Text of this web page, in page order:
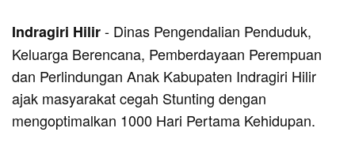
Indragiri Hilir- Dinas Pengendalian Penduduk,
Keluarga Berencana, Pemberdayaan Perempuan
dan Perlindungan Anak Kabupaten Indragiri Hilir
ajak masyarakat cegah Stunting dengan
mengoptimalkan 1000 Hari Pertama Kehidupan.